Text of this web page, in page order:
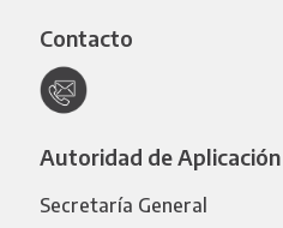
Contacto
Autoridad de Aplicación
Secretaría General